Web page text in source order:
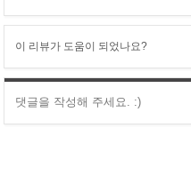
이 리뷰가 도움이 되었나요?